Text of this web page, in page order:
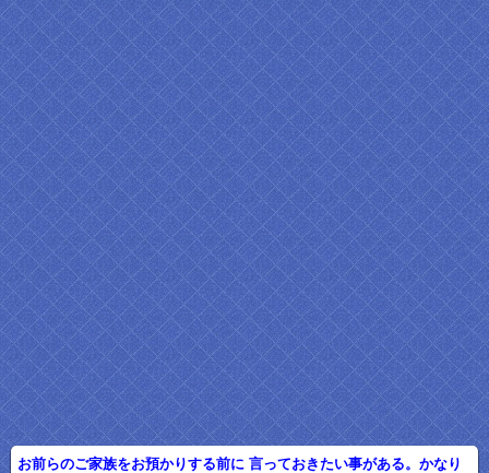
お前らのご家族をお預かりする前に 言っておきたい事がある。かなり